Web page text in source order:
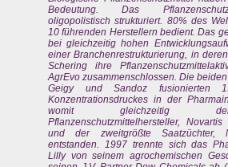
Bedeutung. Das
oligopolistisch strukturiert. 80% des
10 führenden Herstellern bedient. Das
bei gleichzeitig hohen
einer Branchenrestrukturierung, in
Schering ihre
AgrEvo zusammenschlossen. Die
Geigy und Sandoz fusionierten
Konzentrationsdruckes in der
womit gleichzeitig
Pflanzenschutzmittelhersteller,
und der zweitgrößte Saatzüchter,
entstanden. 1997 trennte sich das
Lilly von seinem agrochemischen